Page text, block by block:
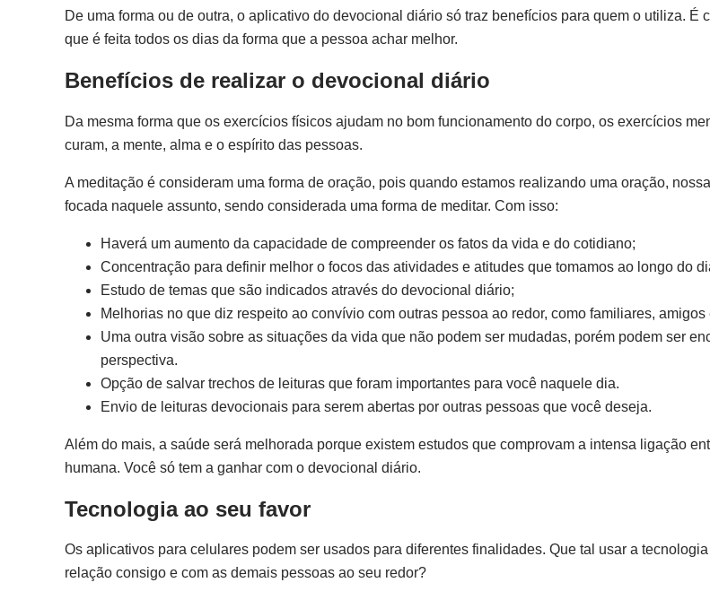
De uma forma ou de outra, o aplicativo do devocional diário só traz benefícios para quem o utiliza. É
que é feita todos os dias da forma que a pessoa achar melhor.
Benefícios de realizar o devocional diário
Da mesma forma que os exercícios físicos ajudam no bom funcionamento do corpo, os exercícios
curam, a mente, alma e o espírito das pessoas.
A meditação é consideram uma forma de oração, pois quando estamos realizando uma oração,
focada naquele assunto, sendo considerada uma forma de meditar. Com isso:
Haverá um aumento da capacidade de compreender os fatos da vida e do cotidiano;
Concentração para definir melhor o focos das atividades e atitudes que tomamos ao longo do
Estudo de temas que são indicados através do devocional diário;
Melhorias no que diz respeito ao convívio com outras pessoa ao redor, como familiares,
Uma outra visão sobre as situações da vida que não podem ser mudadas, porém podem ser
perspectiva.
Opção de salvar trechos de leituras que foram importantes para você naquele dia.
Envio de leituras devocionais para serem abertas por outras pessoas que você deseja.
Além do mais, a saúde será melhorada porque existem estudos que comprovam a intensa ligação
humana. Você só tem a ganhar com o devocional diário.
Tecnologia ao seu favor
Os aplicativos para celulares podem ser usados para diferentes finalidades. Que tal usar a
relação consigo e com as demais pessoas ao seu redor?